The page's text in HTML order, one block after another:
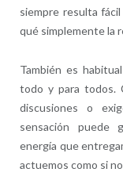
siempre resulta
qué simplemente la
También es
todo y para todos.
discusiones o
sensación puede
energía que
actuemos como si